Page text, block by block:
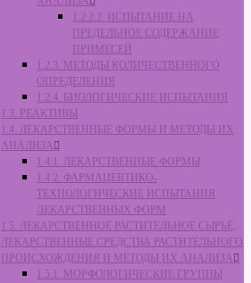
1.2.2.2. ИСПЫТАНИЕ НА
ПРЕДЕЛЬНОЕ СОДЕРЖАНИЕ
ПРИМЕСЕЙ
1.2.3. МЕТОДЫ КОЛИЧЕСТВЕННОГО
ОПРЕДЕЛЕНИЯ
1.2.4. БИОЛОГИЧЕСКИЕ ИСПЫТАНИЯ
1.3. РЕАКТИВЫ
1.4. ЛЕКАРСТВЕННЫЕ ФОРМЫ И МЕТОДЫ ИХ
АНАЛИЗА
1.4.1. ЛЕКАРСТВЕННЫЕ ФОРМЫ
1.4.2. ФАРМАЦЕВТИКО-
ТЕХНОЛОГИЧЕСКИЕ ИСПЫТАНИЯ
ЛЕКАРСТВЕННЫХ ФОРМ
1.5. ЛЕКАРСТВЕННОЕ РАСТИТЕЛЬНОЕ СЫРЬЁ,
ЛЕКАРСТВЕННЫЕ СРЕДСТВА РАСТИТЕЛЬНОГО
ПРОИСХОЖДЕНИЯ И МЕТОДЫ ИХ АНАЛИЗА
1.5.1. МОРФОЛОГИЧЕСКИЕ ГРУППЫ